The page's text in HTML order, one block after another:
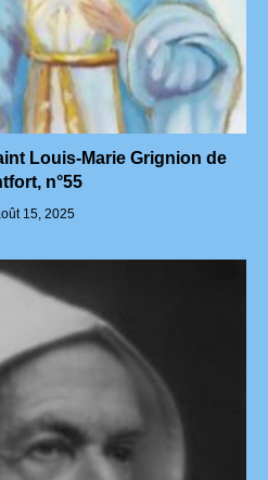
Louis-Marie Grignion de
n°55
15, 2025